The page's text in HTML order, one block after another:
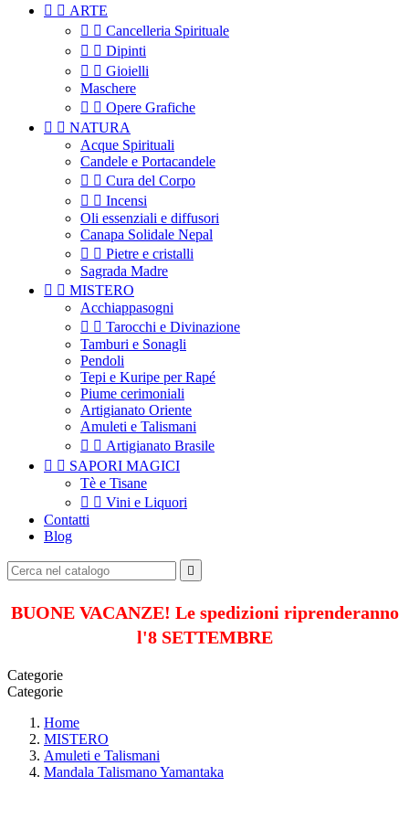
  ARTE
  Cancelleria Spirituale
  Dipinti
  Gioielli
Maschere
  Opere Grafiche
  NATURA
Acque Spirituali
Candele e Portacandele
  Cura del Corpo
  Incensi
Oli essenziali e diffusori
Canapa Solidale Nepal
  Pietre e cristalli
Sagrada Madre
  MISTERO
Acchiappasogni
  Tarocchi e Divinazione
Tamburi e Sonagli
Pendoli
Tepi e Kuripe per Rapé
Piume cerimoniali
Artigianato Oriente
Amuleti e Talismani
  Artigianato Brasile
  SAPORI MAGICI
Tè e Tisane
  Vini e Liquori
Contatti
Blog

BUONE VACANZE! Le spedizioni riprenderanno
l'8 SETTEMBRE
Categorie
Categorie
Home
MISTERO
Amuleti e Talismani
Mandala Talismano Yamantaka